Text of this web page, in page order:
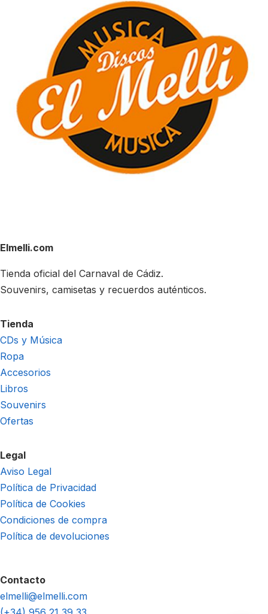
Elmelli.com
Tienda oficial del Carnaval de Cádiz.
Souvenirs, camisetas y recuerdos auténticos.
Tienda
CDs y Música
Ropa
Accesorios
Libros
Souvenirs
Ofertas
Legal
Aviso Legal
Política de Privacidad
Política de Cookies
Condiciones de compra
Política de devoluciones
Contacto
elmelli@elmelli.com